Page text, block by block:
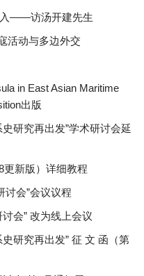
入——访汤开建先生
活动与多边外交
in East Asian Maritime
出版
研究再出发”学术研讨会延
更新版）详细教程
讨会”会议议程
会” 改为线上会议
研究再出发” 征 文 函（第